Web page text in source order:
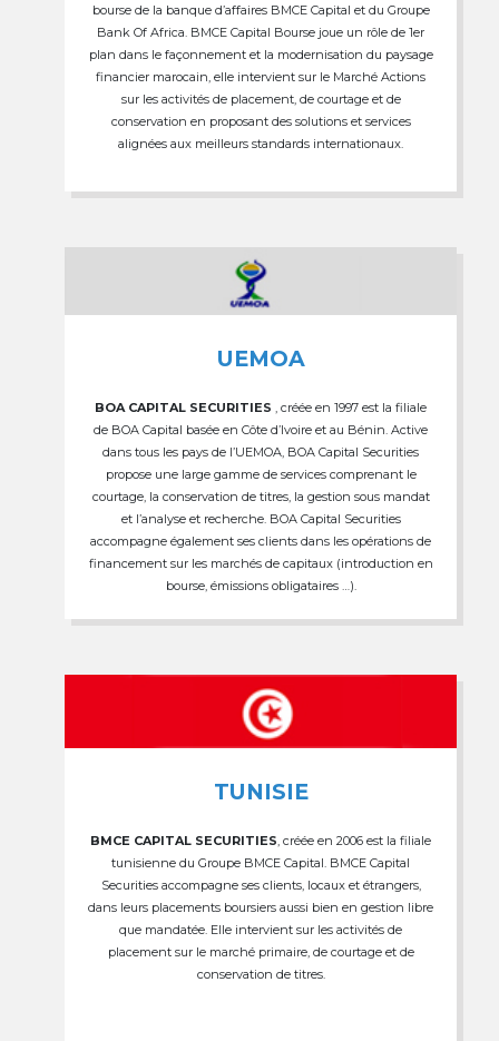
bourse de la banque d’affaires BMCE Capital et du Groupe
Bank Of Africa. BMCE Capital Bourse joue un rôle de 1er
plan dans le façonnement et la modernisation du paysage
financier marocain, elle intervient sur le Marché Actions
sur les activités de placement, de courtage et de
conservation en proposant des solutions et services
alignées aux meilleurs standards internationaux.
UEMOA
BOA CAPITAL SECURITIES , créée en 1997 est la filiale
de BOA Capital basée en Côte d’Ivoire et au Bénin. Active
dans tous les pays de l’UEMOA, BOA Capital Securities
propose une large gamme de services comprenant le
courtage, la conservation de titres, la gestion sous mandat
et l’analyse et recherche. BOA Capital Securities
accompagne également ses clients dans les opérations de
financement sur les marchés de capitaux (introduction en
bourse, émissions obligataires …).
TUNISIE
BMCE CAPITAL SECURITIES , créée en 2006 est la filiale
tunisienne du Groupe BMCE Capital. BMCE Capital
Securities accompagne ses clients, locaux et étrangers,
dans leurs placements boursiers aussi bien en gestion libre
que mandatée. Elle intervient sur les activités de
placement sur le marché primaire, de courtage et de
conservation de titres.